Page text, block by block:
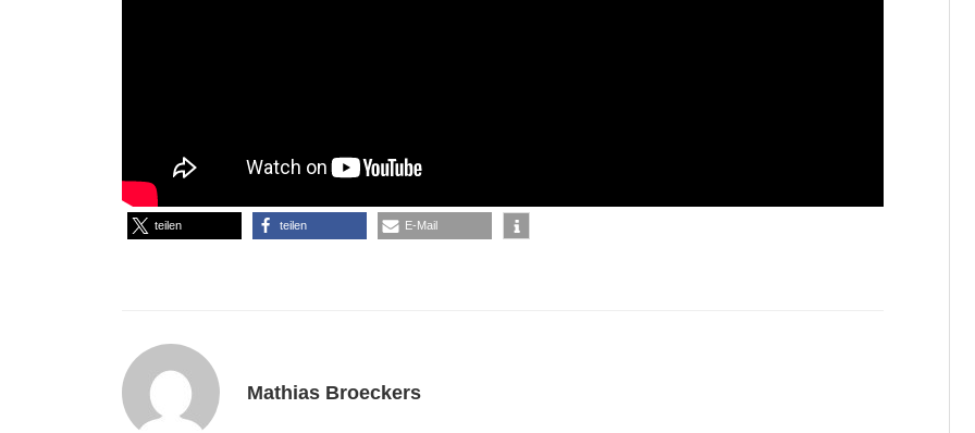
teilen teilen E-Mail
Mathias Broeckers